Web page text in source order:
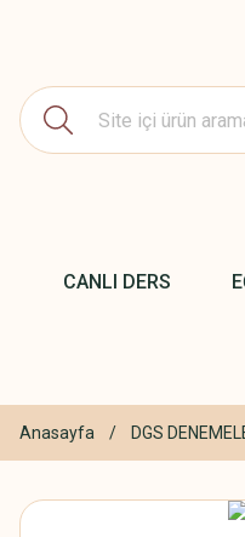
CANLI DERS
Anasayfa DGS